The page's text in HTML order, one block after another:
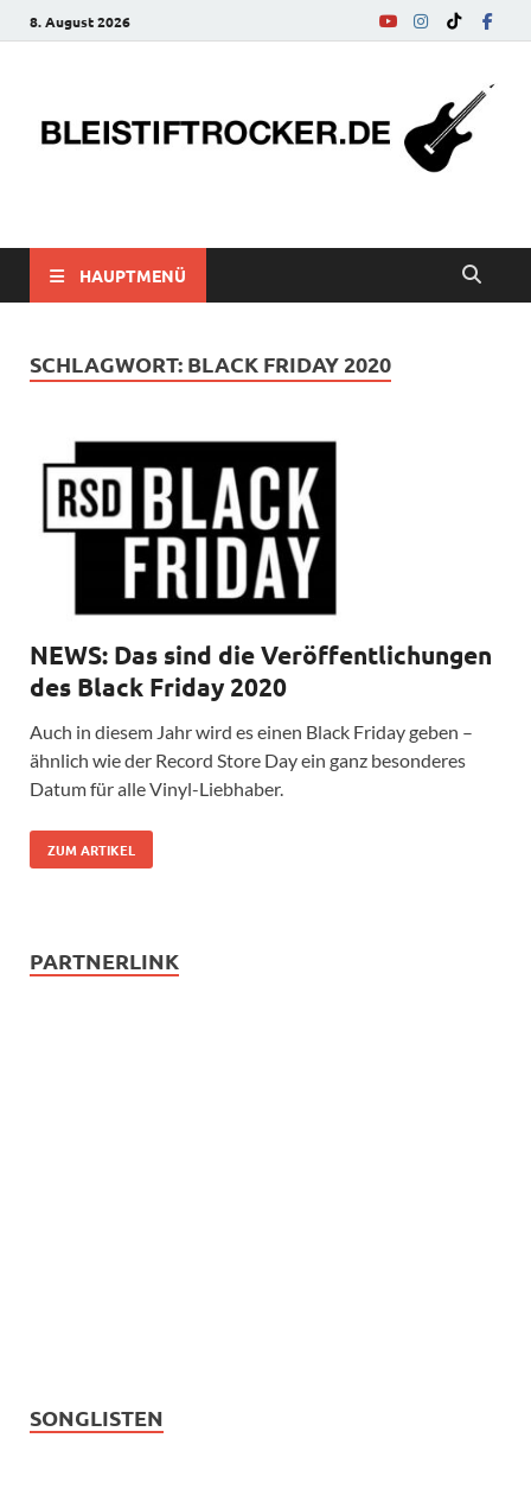
8. August 2026
bleistiftrocker.de
HAUPTMENÜ
SCHLAGWORT: BLACK FRIDAY 2020
NEWS: Das sind die Veröffentlichungen
des Black Friday 2020
Auch in diesem Jahr wird es einen Black Friday geben –
ähnlich wie der Record Store Day ein ganz besonderes
Datum für alle Vinyl-Liebhaber.
ZUM ARTIKEL
PARTNERLINK
SONGLISTEN